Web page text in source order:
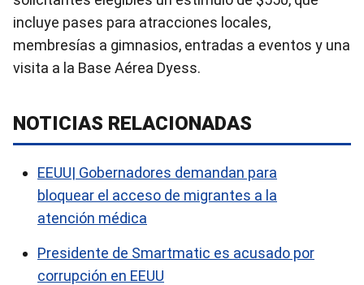
incluye pases para atracciones locales,
membresías a gimnasios, entradas a eventos y una
visita a la Base Aérea Dyess.
NOTICIAS RELACIONADAS
EEUU| Gobernadores demandan para
bloquear el acceso de migrantes a la
atención médica
Presidente de Smartmatic es acusado por
corrupción en EEUU